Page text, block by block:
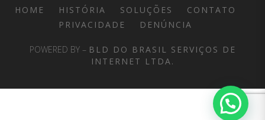
HOME HISTÓRIA SOLUÇÕES
CONTATO
PRIVACIDADE
DENÚNCIA
POWERED BY – BLD DO BRASIL SERVIÇOS DE
INTERNET LTDA.